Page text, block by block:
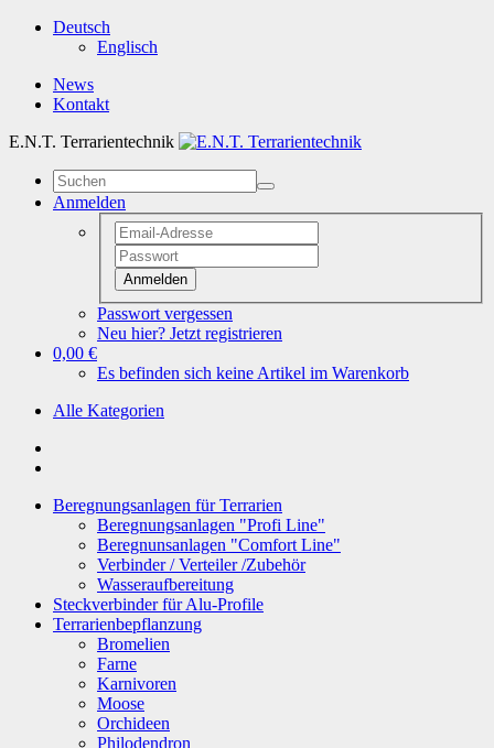
Deutsch
Englisch
News
Kontakt
E.N.T. Terrarientechnik
Anmelden
Anmelden
Passwort vergessen
Neu hier? Jetzt registrieren
0,00 €
Es befinden sich keine Artikel im Warenkorb
Alle Kategorien
Beregnungsanlagen für Terrarien
Beregnungsanlagen "Profi Line"
Beregnunsanlagen "Comfort Line"
Verbinder / Verteiler /Zubehör
Wasseraufbereitung
Steckverbinder für Alu-Profile
Terrarienbepflanzung
Bromelien
Farne
Karnivoren
Moose
Orchideen
Philodendron